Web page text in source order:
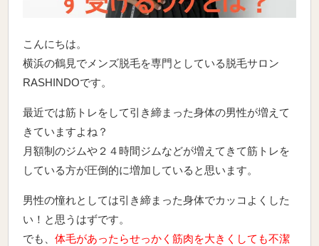
こんにちは。
横浜の鶴見でメンズ脱毛を専門としている脱毛サロン
RASHINDOです。
最近では筋トレをして引き締まった身体の男性が増えて
きていますよね？
月額制のジムや２４時間ジムなどが増えてきて筋トレを
している方が圧倒的に増加していると思います。
男性の憧れとしては引き締まった身体でカッコよくした
い！と思うはずです。
でも、体毛があったらせっかく筋肉を大きくしても不潔